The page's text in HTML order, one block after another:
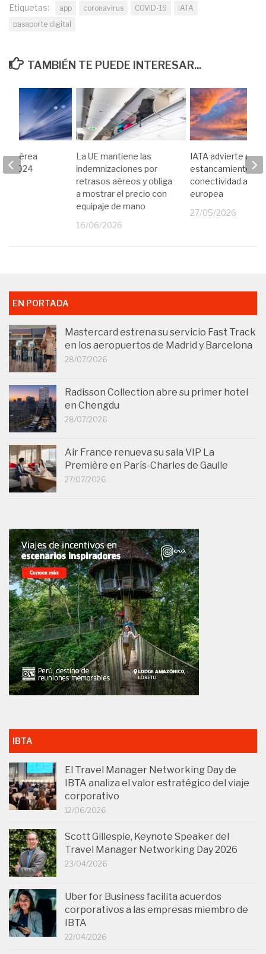
Etiquetas: app coronavirus COVID-19
IATA
pasaporte digital
TAMBIÉN TE PUEDE INTERESAR...
La UE mantiene las
indemnizaciones por
retrasos aéreos y obliga
a mostrar el precio con
equipaje de mano
16/06/2026
IATA advierte del
estancamiento de
conectividad aérea
europea
27/05/2026
aérea
2024
EN PORTADA
Mastercard estrena su servicio Fast Track
en los aeropuertos de Madrid y Barcelona
28/07/2026
Radisson Collection abre su primer hotel
en Chengdu
28/07/2026
Air France renueva su sala VIP La
Première en París-Charles de Gaulle
27/07/2026
IBTA
El Travel Manager Networking Day de
IBTA analiza el valor estratégico del viaje
corporativo
12/06/2026
Scott Gillespie, Keynote Speaker del
Travel Manager Networking Day 2026
23/04/2026
Uber for Business facilita acuerdos
corporativos a las empresas miembro de
IBTA
22/04/2026